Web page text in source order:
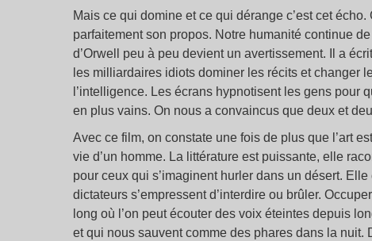
Mais ce qui domine et ce qui dérange c’est cet
parfaitement son propos. Notre humanité continue
d’Orwell peu à peu devient un avertissement. Il a
les milliardaires idiots dominer les récits et changer
l’intelligence. Les écrans hypnotisent les gens pour
en plus vains. On nous a convaincus que deux et
Avec ce film, on constate une fois de plus que l’art
vie d’un homme. La littérature est puissante, elle
pour ceux qui s’imaginent hurler dans un désert.
dictateurs s’empressent d’interdire ou brûler.
long où l’on peut écouter des voix éteintes depuis
et qui nous sauvent comme des phares dans la